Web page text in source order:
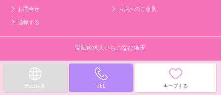
WEB応募 TEL キープする
お問合せ
お店へのご意見
通報する
©風俗求人いちごなび埼玉